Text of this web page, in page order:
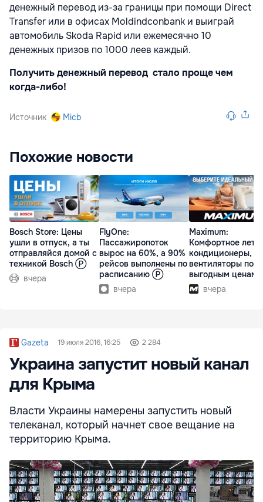
денежный перевод из-за границы при помощи Direct
Transfer или в офисах Moldindconbank и выиграй
автомобиль Skoda Rapid или ежемесячно 10
денежных призов по 1000 леев каждый.
Получить денежный перевод стало проще чем
когда-либо!
Источник Micb
Похожие новости
Bosch Store: Цены
ушли в отпуск, а ты
отправляйся домой с
техникой Bosch Ⓟ
вчера
FlyOne:
Пассажиропоток
вырос на 60%, а 90%
рейсов выполнены по
расписанию Ⓟ
вчера
Maximum:
Комфортное лето
кондиционеры,
вентиляторы по
выгодным
вчера
Gazeta 19 июля 2016, 16:25 2 284
Украина запустит новый канал
для Крыма
Власти Украины намерены запустить новый
телеканал, который начнет свое вещание на
территорию Крыма.